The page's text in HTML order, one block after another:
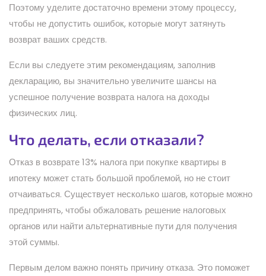
Поэтому уделите достаточно времени этому процессу,
чтобы не допустить ошибок, которые могут затянуть
возврат ваших средств.
Если вы следуете этим рекомендациям, заполнив
декларацию, вы значительно увеличите шансы на
успешное получение возврата налога на доходы
физических лиц.
Что делать, если отказали?
Отказ в возврате 13% налога при покупке квартиры в
ипотеку может стать большой проблемой, но не стоит
отчаиваться. Существует несколько шагов, которые можно
предпринять, чтобы обжаловать решение налоговых
органов или найти альтернативные пути для получения
этой суммы.
Первым делом важно понять причину отказа. Это поможет